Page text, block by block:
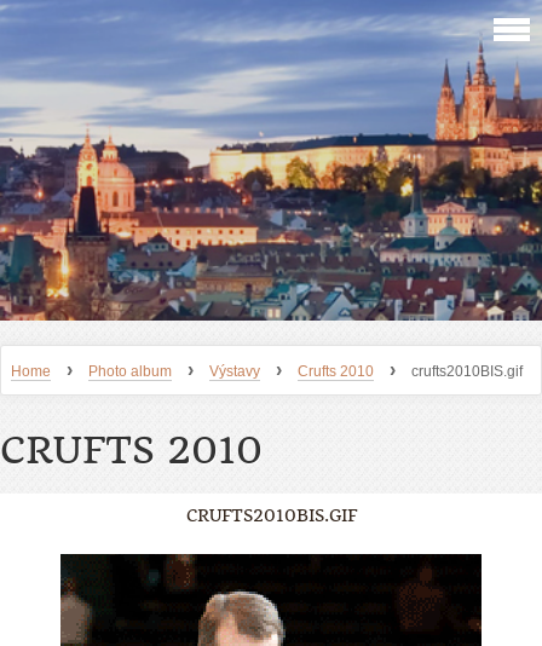
Home › Photo album › Výstavy › Crufts 2010 › crufts2010BIS.gif
CRUFTS 2010
CRUFTS2010BIS.GIF